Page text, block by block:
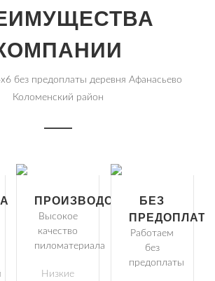
без предоплаты деревня Афанасьево
Коломенский район
ПРОИЗВОДСТВО
Высокое
качество
пиломатериала
Низкие
БЕЗ
Работаем
без
предоплаты